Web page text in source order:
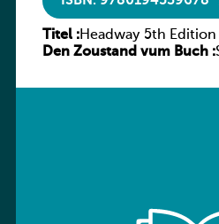
Titel :Headway 5th
Workbook without
Den Zoustand vum Buch :